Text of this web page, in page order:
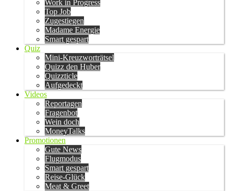
Work in Progress
Top Job
Zugestiegen
Madame Energie
Smart gespart
Quiz
Mini-Kreuzworträtsel
Quizz den Huber
Quizzticle
Aufgedeckt
Videos
Reportagen
Fragenbot
Wein doch
MoneyTalks
Promotionen
Gute News
Flugmodus
Smart gespart
Reise-Glück
Meat & Greet